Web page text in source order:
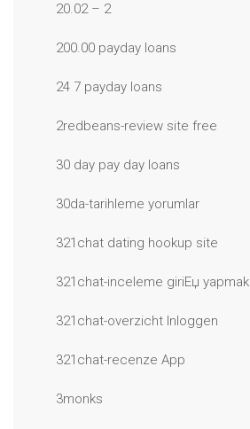
20.02 – 2
200.00 payday loans
24 7 payday loans
2redbeans-review site free
30 day pay day loans
30da-tarihleme yorumlar
321chat dating hookup site
321chat-inceleme giriЕџ yapmak
321chat-overzicht Inloggen
321chat-recenze App
3monks